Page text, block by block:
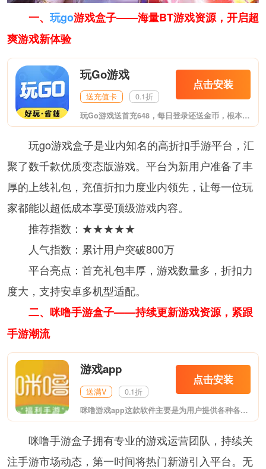
一、 玩go游戏盒子——海量BT游戏资源，开启超
爽游戏新体验
玩Go游戏
送充值卡 0.1折
点击安装
玩Go游戏送首充648，每日登录还送金币，根本不花钱！这是最新推出的福利游戏盒子，至尊VIP、无限元宝上线送，变态爆率，夸张福利。体验专属GM特权，GM工具直接送，想要什么自己刷！包含市面上热门的各大类型游戏。
玩go游戏盒子是业内知名的高折扣手游平台，汇
聚了数千款优质变态版游戏。平台为新用户准备了丰
厚的上线礼包，充值折扣力度业内领先，让每一位玩
家都能以超低成本享受顶级游戏内容。
推荐指数：★★★★★
人气指数：累计用户突破800万
平台亮点：首充礼包丰厚，游戏数量多，折扣力
度大，支持安卓多机型适配。
二、咪噜手游盒子——持续更新游戏资源，紧跟
手游潮流
游戏app
送满V 0.1折
点击安装
咪噜游戏app这款软件主要是为用户提供各种各样的bt手游，在这里你能看到各种热门bt游戏，玩起来更加带感哦，支持用户充值返利，客服小姐姐为你答疑解惑，快来下载试试吧!
咪噜手游盒子拥有专业的游戏运营团队，持续关
注手游市场动态，第一时间将热门新游引入平台。无